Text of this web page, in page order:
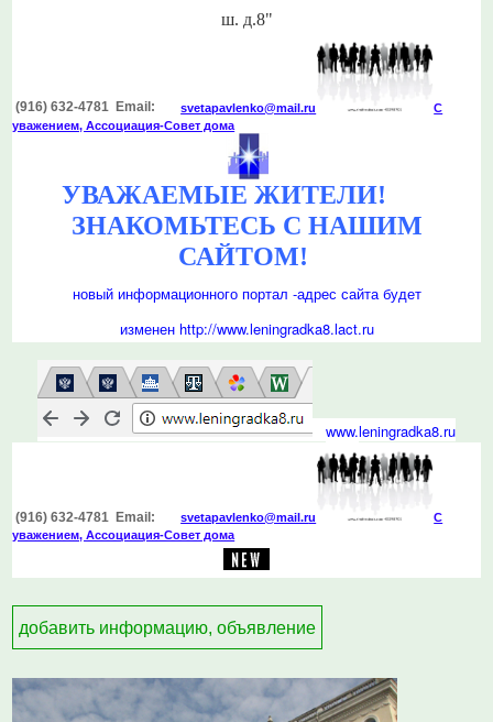
ш. д.8"
(916) 632-4781 Email: svetapavlenko@mail.ru
С
уважением, Ассоциация-Совет дома
УВАЖАЕМЫЕ ЖИТЕЛИ!
ЗНАКОМЬТЕСЬ С НАШИМ
САЙТОМ!
новый информационного портал -адрес сайта будет
изменен http://www.leningradka8.lact.ru
www.leningradka8.ru
(916) 632-4781 Email: svetapavlenko@mail.ru
С
уважением, Ассоциация-Совет дома
добавить информацию, объявление